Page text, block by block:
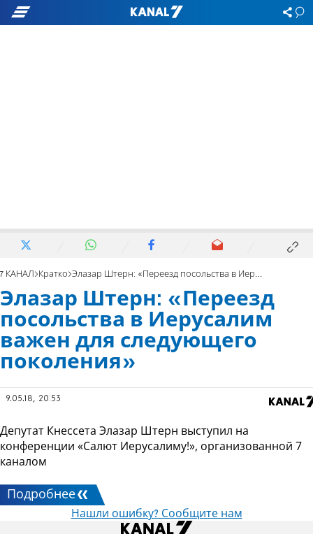
7 КАНАЛ Кратко Элазар Штерн: «Переезд посольства в Иерусалим важен для следующего поколения»
Элазар Штерн: «Переезд
посольства в Иерусалим
важен для следующего
поколения»
9.05.18, 20:53
Депутат Кнессета Элазар Штерн выступил на
конференции «Салют Иерусалиму!», организованной 7
каналом
Подробнее
Нашли ошибку? Сообщите нам